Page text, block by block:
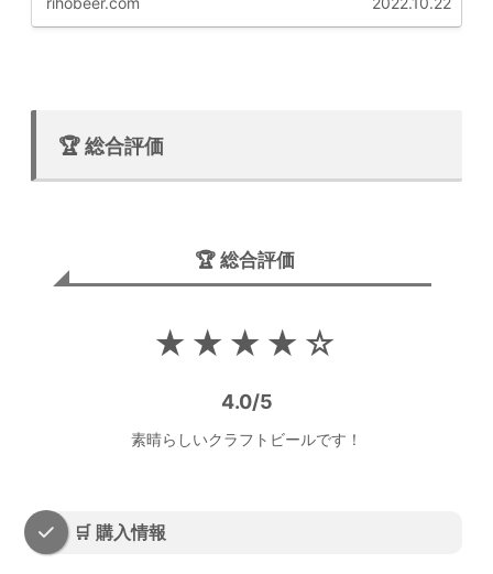
🏆 総合評価
🏆 総合評価
★★★★☆
4.0/5
素晴らしいクラフトビールです！
🛒 購入情報